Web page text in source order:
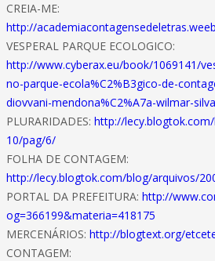
CREIA-ME:
http://
VESPERAL PARQUE ECOLOGICO:
http://www.cyberax.eu/book/1069141/
no-parque-ecola%C2%B3gico-de-
diovvani-mendona%C2%A7a-wilmar-
PLURARIDADES: http://
10/pag/6/
FOLHA DE CONTAGEM:
http://lecy.blogtok.com/blog/arquivos/
PORTAL DA PREFEITURA: http://
og=366199&materia=418175
MERCENÁRIOS: http://blogtext.org/
CONTAGEM: